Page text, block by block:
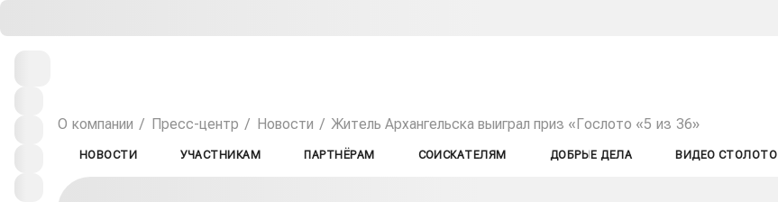
О компании Пресс-центр Новости Житель Архангельска выиграл приз «Гослото «5 из 36»
НОВОСТИ УЧАСТНИКАМ ПАРТНЁРАМ СОИСКАТЕЛЯМ ДОБРЫЕ ДЕЛА ВИДЕО СТОЛОТО